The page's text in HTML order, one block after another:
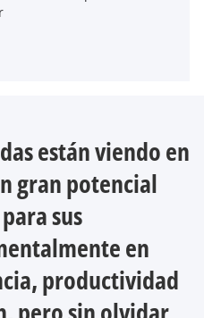
están viendo en
gran potencial
sus
en
productividad